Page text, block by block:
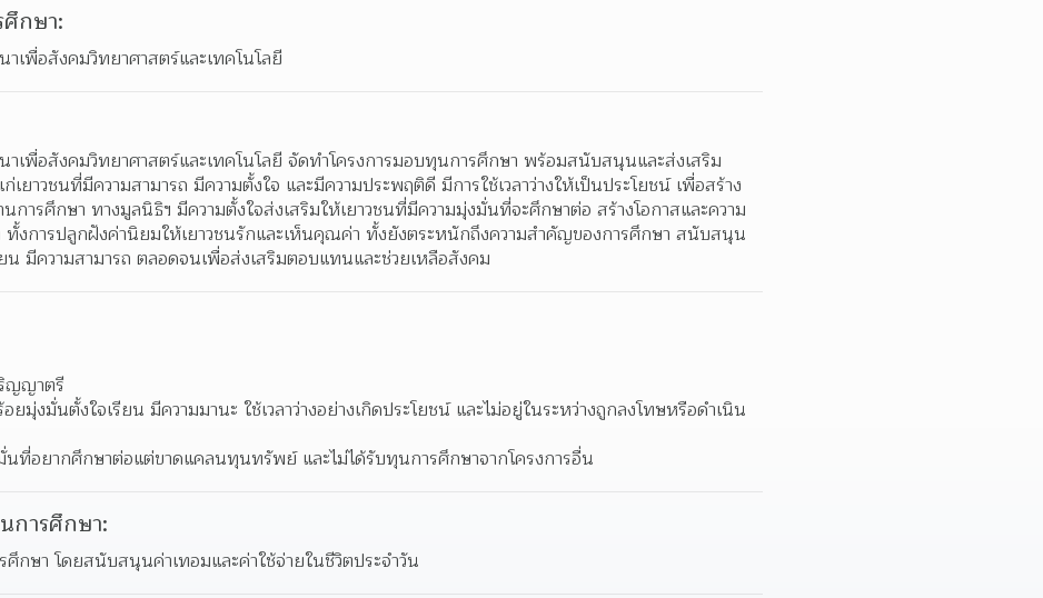
กษา:
เพื่อสังคมวิทยาศาสตร์และเทคโนโลยี
เพื่อสังคมวิทยาศาสตร์และเทคโนโลยี จัดทำโครงการมอบทุนการศึกษา พร้อมสนับสนุนและส่งเสริม
ยาวชนที่มีความสามารถ มีความตั้งใจ และมีความประพฤติดี มีการใช้เวลาว่างให้เป็นประโยชน์ เพื่อสร้าง
นการศึกษา ทางมูลนิธิฯ มีความตั้งใจส่งเสริมให้เยาวชนที่มีความมุ่งมั่นที่จะศึกษาต่อ สร้างโอกาสและความ
งการปลูกฝังค่านิยมให้เยาวชนรักและเห็นคุณค่า ทั้งยังตระหนักถึงความสำคัญของการศึกษา สนับสนุน
น มีความสามารถ ตลอดจนเพื่อส่งเสริมตอบแทนและช่วยเหลือสังคม
ญญาตรี
ยมุ่งมั่นตั้งใจเรียน มีความมานะ ใช้เวลาว่างอย่างเกิดประโยชน์ และไม่อยู่ในระหว่างถูกลงโทษหรือดำเนิน
นที่อยากศึกษาต่อแต่ขาดแคลนทุนทรัพย์ และไม่ได้รับทุนการศึกษาจากโครงการอื่น
การศึกษา:
กษา โดยสนับสนุนค่าเทอมและค่าใช้จ่ายในชีวิตประจำวัน